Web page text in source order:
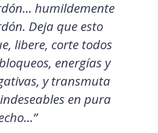
humildemente
Deja que esto
libere, corte todos
energías y
y transmuta
en pura